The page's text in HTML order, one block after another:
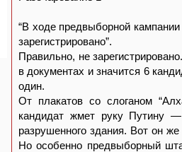
“В ходе предвыборной
зарегистрировано”.
Правильно, не
в документах и значится 6
один.
От плакатов со слоганом
кандидат жмет руку Путину
разрушенного здания. Вот он
Но особенно предвыборный